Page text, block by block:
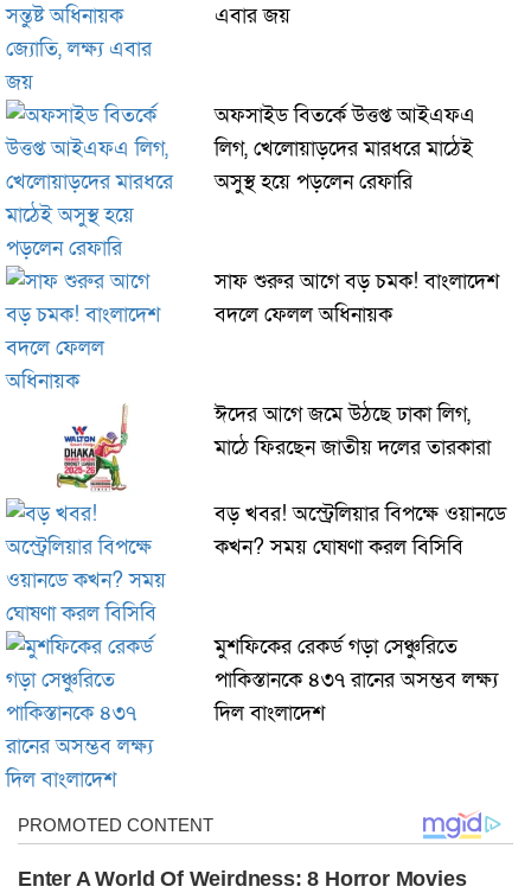
এবার জয়
অফসাইড বিতর্কে উত্তপ্ত আইএফএ
লিগ, খেলোয়াড়দের মারধরে মাঠেই
অসুস্থ হয়ে পড়লেন রেফারি
সাফ শুরুর আগে বড় চমক! বাংলাদেশ
বদলে ফেলল অধিনায়ক
ঈদের আগে জমে উঠছে ঢাকা লিগ,
মাঠে ফিরছেন জাতীয় দলের তারকারা
বড় খবর! অস্ট্রেলিয়ার বিপক্ষে ওয়ানডে
কখন? সময় ঘোষণা করল বিসিবি
মুশফিকের রেকর্ড গড়া সেঞ্চুরিতে
পাকিস্তানকে ৪৩৭ রানের অসম্ভব লক্ষ্য
দিল বাংলাদেশ